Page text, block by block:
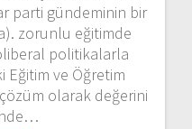
parti gündeminin bir
zorunlu eğitimde
politikalarla
Eğitim ve Öğretim
olarak değerini